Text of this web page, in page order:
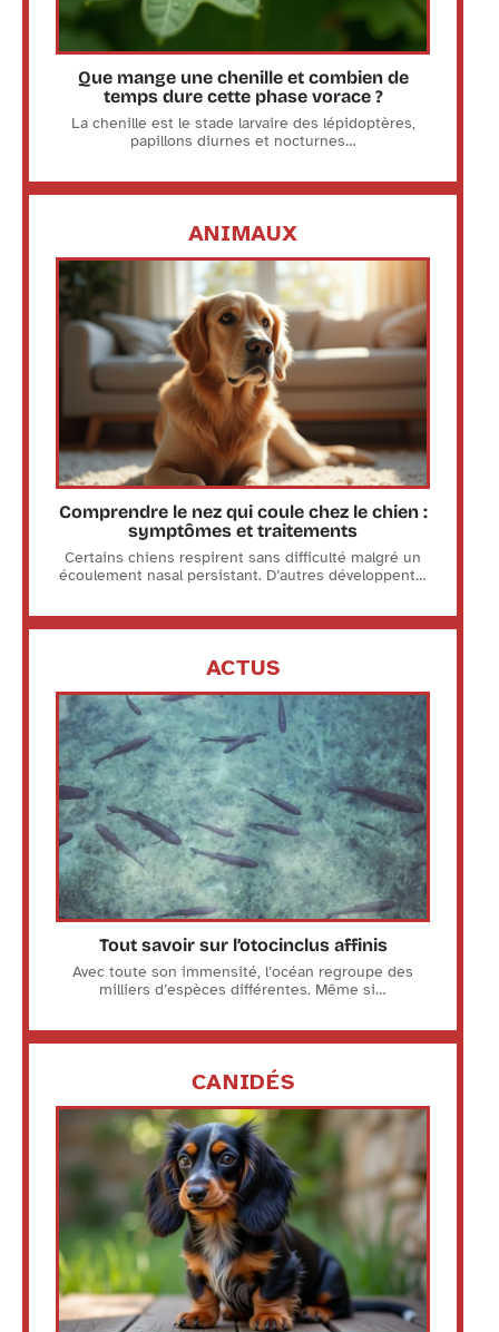
Que mange une chenille et combien de
temps dure cette phase vorace ?
La chenille est le stade larvaire des lépidoptères,
papillons diurnes et nocturnes…
ANIMAUX
Comprendre le nez qui coule chez le chien :
symptômes et traitements
Certains chiens respirent sans difficulté malgré un
écoulement nasal persistant. D’autres développent…
ACTUS
Tout savoir sur l’otocinclus affinis
Avec toute son immensité, l’océan regroupe des
milliers d’espèces différentes. Même si…
CANIDÉS